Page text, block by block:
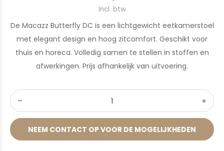
Incl. btw
De Macazz Butterfly DC is een lichtgewicht eetkamerstoel
met elegant design en hoog zitcomfort. Geschikt voor
thuis en horeca. Volledig samen te stellen in stoffen en
afwerkingen. Prijs afhankelijk van uitvoering.
NEEM CONTACT OP VOOR DE MOGELIJKHEDEN